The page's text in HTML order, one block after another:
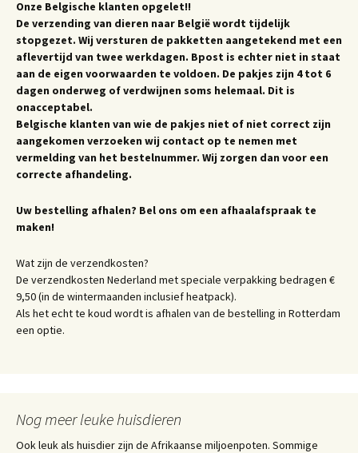
Onze Belgische klanten opgelet!!
De verzending van dieren naar België wordt tijdelijk
stopgezet. Wij versturen de pakketten aangetekend met een
aflevertijd van twee werkdagen. Bpost is echter niet in staat
aan de eigen voorwaarden te voldoen. De pakjes zijn 4 tot 6
dagen onderweg of verdwijnen soms helemaal. Dit is
onacceptabel.
Belgische klanten van wie de pakjes niet of niet correct zijn
aangekomen verzoeken wij contact op te nemen met
vermelding van het bestelnummer. Wij zorgen dan voor een
correcte afhandeling.
Uw bestelling afhalen? Bel ons om een afhaalafspraak te
maken!
Wat zijn de verzendkosten?
De verzendkosten Nederland met speciale verpakking bedragen €
9,50 (in de wintermaanden inclusief heatpack).
Als het echt te koud wordt is afhalen van de bestelling in Rotterdam
een optie.
Nog meer leuke huisdieren
Ook leuk als huisdier zijn de Afrikaanse miljoenpoten. Sommige